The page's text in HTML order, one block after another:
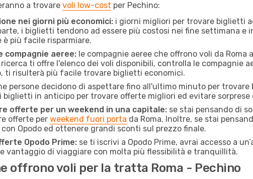
a trovare voli low-cost per Pechino:
nei giorni più economici: i giorni migliori per trovare biglietti
i biglietti tendono ad essere più costosi nei fine settimana e
più facile risparmiare.
aeree: le compagnie aeree che offrono voli da Roma
ti offre l'elenco dei voli disponibili, controlla le compagnie
ti risulterà più facile trovare biglietti economici.
persone decidono di aspettare fino all'ultimo minuto per
biglietti in anticipo per trovare offerte migliori ed evitare
offerte per un weekend in una capitale: se stai pensando di
offerte per weekend fuori porta da Roma. Inoltre, se stai
Opodo ed ottenere grandi sconti sul prezzo finale.
Opodo Prime: se ti iscrivi a Opodo Prime, avrai accesso a
vantaggio di viaggiare con molta più flessibilità e tranquillità.
offrono voli per la tratta Roma - Pechino